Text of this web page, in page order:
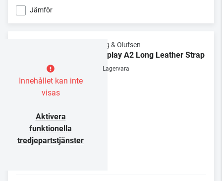
Jämför
Innehållet kan inte
visas
Aktivera
funktionella
tredjepartstjänster
Bang & Olufsen
Beoplay A2 Long Leather Strap
Lagervara